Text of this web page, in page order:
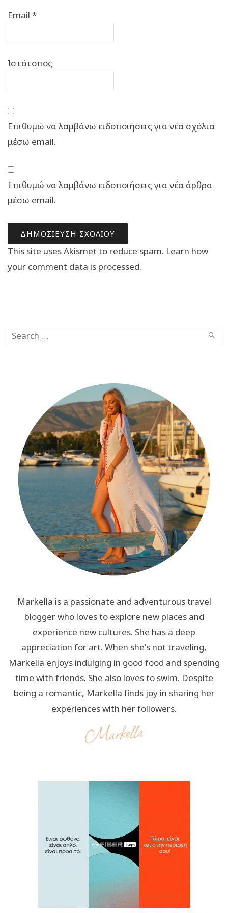
Email *
Ιστότοπος
Επιθυμώ να λαμβάνω ειδοποιήσεις για νέα σχόλια
μέσω email.
Επιθυμώ να λαμβάνω ειδοποιήσεις για νέα άρθρα
μέσω email.
This site uses Akismet to reduce spam. Learn how
your comment data is processed.
Search
for:
Markella is a passionate and adventurous travel
blogger who loves to explore new places and
experience new cultures. She has a deep
appreciation for art. When she's not traveling,
Markella enjoys indulging in good food and spending
time with friends. She also loves to swim. Despite
being a romantic, Markella finds joy in sharing her
experiences with her followers.